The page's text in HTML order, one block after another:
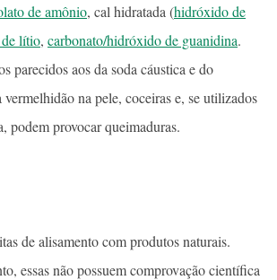
de amônio, cal hidratada (hidróxido de
lítio, carbonato/hidróxido de guanidina.
parecidos aos da soda cáustica e do
na pele, coceiras e, se utilizados
podem provocar queimaduras.
de alisamento com produtos naturais.
essas não possuem comprovação científica